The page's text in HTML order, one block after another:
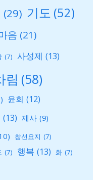
(29) 기도 (52)
음 (21)
(7) 사성제 (13)
림 (58)
윤회 (12)
(13) 제사 (9)
참선요지 (7)
(7) 행복 (13) 화 (7)